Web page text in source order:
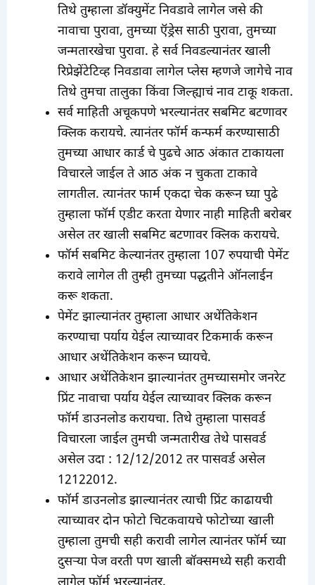
तिथे तुम्हाला डॉक्युमेंट निवडावे लागेल जसे की
नावाचा पुरावा, तुमच्या ऍड्रेस साठी पुरावा, तुमच्या
जन्मतारखेचा पुरावा. हे सर्व निवडल्यानंतर खाली
रिप्रेझेंटेटिव्ह निवडावा लागेल प्लेस म्हणजे जागेचे नाव
तिथे तुमचा तालुका किंवा जिल्ह्याचं नाव टाकू शकता.
सर्व माहिती अचूकपणे भरल्यानंतर सबमिट बटणावर
क्लिक करायचे. त्यानंतर फॉर्म कन्फर्म करण्यासाठी
तुमच्या आधार कार्ड चे पुढचे आठ अंकात टाकायला
विचारले जाईल ते आठ अंक न चुकता टाकावे
लागतील. त्यानंतर फार्म एकदा चेक करून घ्या पुढे
तुम्हाला फॉर्म एडीट करता येणार नाही माहिती बरोबर
असेल तर खाली सबमिट बटणावर क्लिक करायचे.
फॉर्म सबमिट केल्यानंतर तुम्हाला 107 रुपयाची पेमेंट
करावे लागेल ती तुम्ही तुमच्या पद्धतीने ऑनलाईन
करू शकता.
पेमेंट झाल्यानंतर तुम्हाला आधार अथेंतिकेशन
करण्याचा पर्याय येईल त्याच्यावर टिकमार्क करून
आधार अथेंतिकेशन करून घ्यायचे.
आधार अथेंतिकेशन झाल्यानंतर तुमच्यासमोर जनरेट
प्रिंट नावाचा पर्याय येईल त्याच्यावर क्लिक करून
फॉर्म डाउनलोड करायचा. तिथे तुम्हाला पासवर्ड
विचारला जाईल तुमची जन्मतारीख तेथे पासवर्ड
असेल उदा : 12/12/2012 तर पासवर्ड असेल
12122012.
फॉर्म डाउनलोड झाल्यानंतर त्याची प्रिंट काढायची
त्याच्यावर दोन फोटो चिटकवायचे फोटोच्या खाली
तुम्हाला तुमची सही करावी लागेल त्यानंतर फॉर्म च्या
दुसऱ्या पेज वरती पण खाली बॉक्समध्ये सही करावी